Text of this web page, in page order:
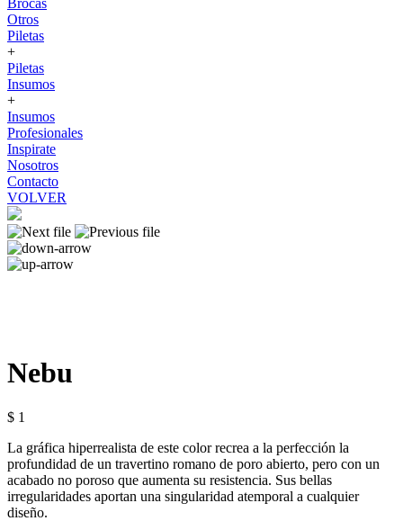
Brocas
Otros
Piletas
+
Piletas
Insumos
+
Insumos
Profesionales
Inspirate
Nosotros
Contacto
VOLVER
Nebu
$ 1
La gráfica hiperrealista de este color recrea a la perfección la
profundidad de un travertino romano de poro abierto, pero con un
acabado no poroso que aumenta su resistencia. Sus bellas
irregularidades aportan una singularidad atemporal a cualquier
diseño.